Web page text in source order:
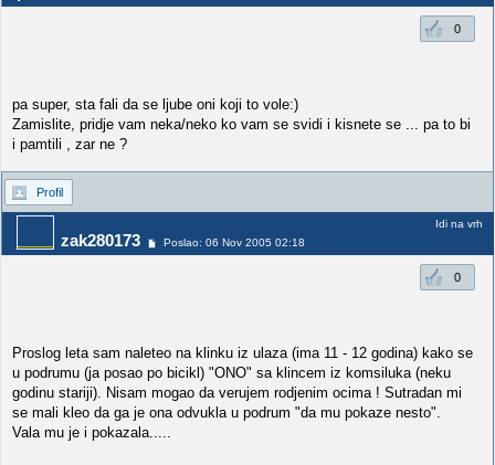
0
pa super, sta fali da se ljube oni koji to vole:)
Zamislite, pridje vam neka/neko ko vam se svidi i kisnete se ... pa to bi
i pamtili , zar ne ?
Profil
zak280173 Poslao: 06 Nov 2005 02:18
Idi na vrh
0
Proslog leta sam naleteo na klinku iz ulaza (ima 11 - 12 godina) kako se
u podrumu (ja posao po bicikl) "ONO" sa klincem iz komsiluka (neku
godinu stariji). Nisam mogao da verujem rodjenim ocima ! Sutradan mi
se mali kleo da ga je ona odvukla u podrum "da mu pokaze nesto".
Vala mu je i pokazala.....